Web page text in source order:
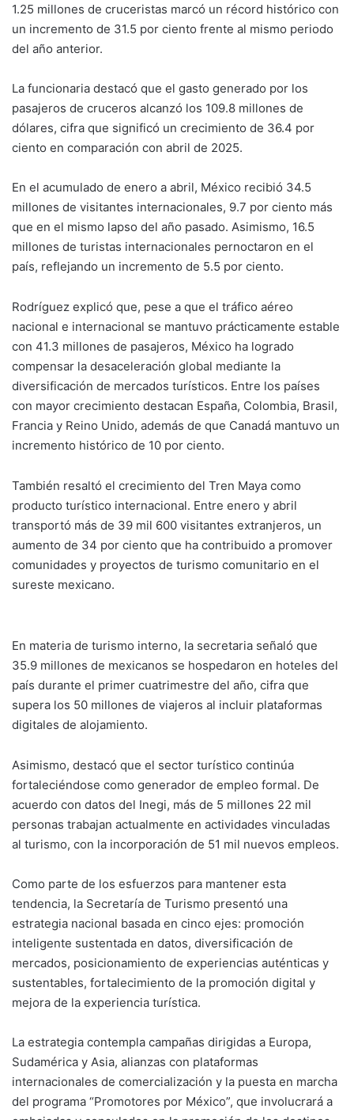
1.25 millones de cruceristas marcó un récord histórico con
un incremento de 31.5 por ciento frente al mismo periodo
del año anterior.
La funcionaria destacó que el gasto generado por los
pasajeros de cruceros alcanzó los 109.8 millones de
dólares, cifra que significó un crecimiento de 36.4 por
ciento en comparación con abril de 2025.
En el acumulado de enero a abril, México recibió 34.5
millones de visitantes internacionales, 9.7 por ciento más
que en el mismo lapso del año pasado. Asimismo, 16.5
millones de turistas internacionales pernoctaron en el
país, reflejando un incremento de 5.5 por ciento.
Rodríguez explicó que, pese a que el tráfico aéreo
nacional e internacional se mantuvo prácticamente estable
con 41.3 millones de pasajeros, México ha logrado
compensar la desaceleración global mediante la
diversificación de mercados turísticos. Entre los países
con mayor crecimiento destacan España, Colombia, Brasil,
Francia y Reino Unido, además de que Canadá mantuvo un
incremento histórico de 10 por ciento.
También resaltó el crecimiento del Tren Maya como
producto turístico internacional. Entre enero y abril
transportó más de 39 mil 600 visitantes extranjeros, un
aumento de 34 por ciento que ha contribuido a promover
comunidades y proyectos de turismo comunitario en el
sureste mexicano.
En materia de turismo interno, la secretaria señaló que
35.9 millones de mexicanos se hospedaron en hoteles del
país durante el primer cuatrimestre del año, cifra que
supera los 50 millones de viajeros al incluir plataformas
digitales de alojamiento.
Asimismo, destacó que el sector turístico continúa
fortaleciéndose como generador de empleo formal. De
acuerdo con datos del Inegi, más de 5 millones 22 mil
personas trabajan actualmente en actividades vinculadas
al turismo, con la incorporación de 51 mil nuevos empleos.
Como parte de los esfuerzos para mantener esta
tendencia, la Secretaría de Turismo presentó una
estrategia nacional basada en cinco ejes: promoción
inteligente sustentada en datos, diversificación de
mercados, posicionamiento de experiencias auténticas y
sustentables, fortalecimiento de la promoción digital y
mejora de la experiencia turística.
La estrategia contempla campañas dirigidas a Europa,
Sudamérica y Asia, alianzas con plataformas
internacionales de comercialización y la puesta en marcha
del programa “Promotores por México”, que involucrará a